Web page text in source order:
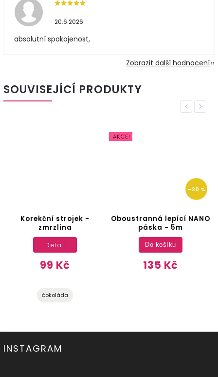
20.6.2026
absolutní spokojenost,
Zobrazit další hodnocení
SOUVISEJÍCÍ PRODUKTY
Previous
Korekční strojek -
zmrzlina
99 Kč
Detail
čokoláda
AKCE!
–20 %
Oboustranná lepící NANO
páska - 5m
135 Kč
Do košíku
Next
INSTAGRAM